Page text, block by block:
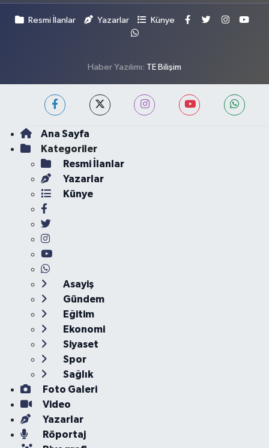
Resmi İlanlar Yazarlar Künye
Haber Yazılımı: TE Bilişim
Ana Sayfa
Kategoriler
Resmi İlanlar
Yazarlar
Künye
Asayiş
Gündem
Eğitim
Ekonomi
Siyaset
Spor
Sağlık
Foto Galeri
Video
Yazarlar
Röportaj